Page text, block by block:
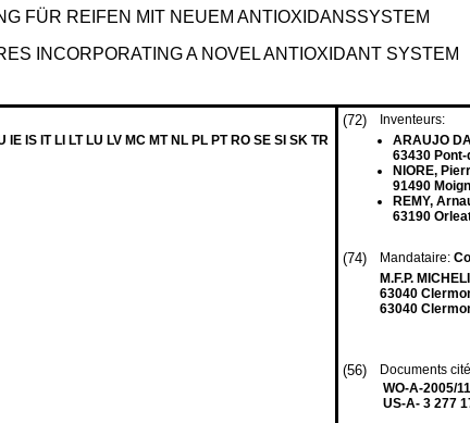
FÜR REIFEN MIT NEUEM ANTIOXIDANSSYSTEM
INCORPORATING A NOVEL ANTIOXIDANT SYSTEM
IS IT LI LT LU LV MC MT NL PL PT RO SE SI SK TR
(72)
Inventeurs:
ARAUJO
63430
NIORE,
91490
REMY,
63190
(74) Mandataire:
M.F.P.
63040
63040
(56)
Documents
WO-A-2005/
US-A- 3 277